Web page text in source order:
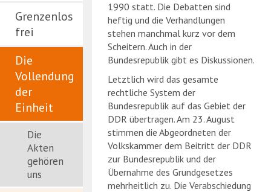
Grenzenlos
frei
Die
Vollendung
der
Einheit
Die
Akten
gehören
uns
1990 statt. Die Debatten sind
heftig und die Verhandlungen
stehen manchmal kurz vor dem
Scheitern. Auch in der
Bundesrepublik gibt es Diskussionen.
Letztlich wird das gesamte
rechtliche System der
Bundesrepublik auf das Gebiet der
DDR übertragen. Am 23. August
stimmen die Abgeordneten der
Volkskammer dem Beitritt der DDR
zur Bundesrepublik und der
Übernahme des Grundgesetzes
mehrheitlich zu. Die Verabschiedung